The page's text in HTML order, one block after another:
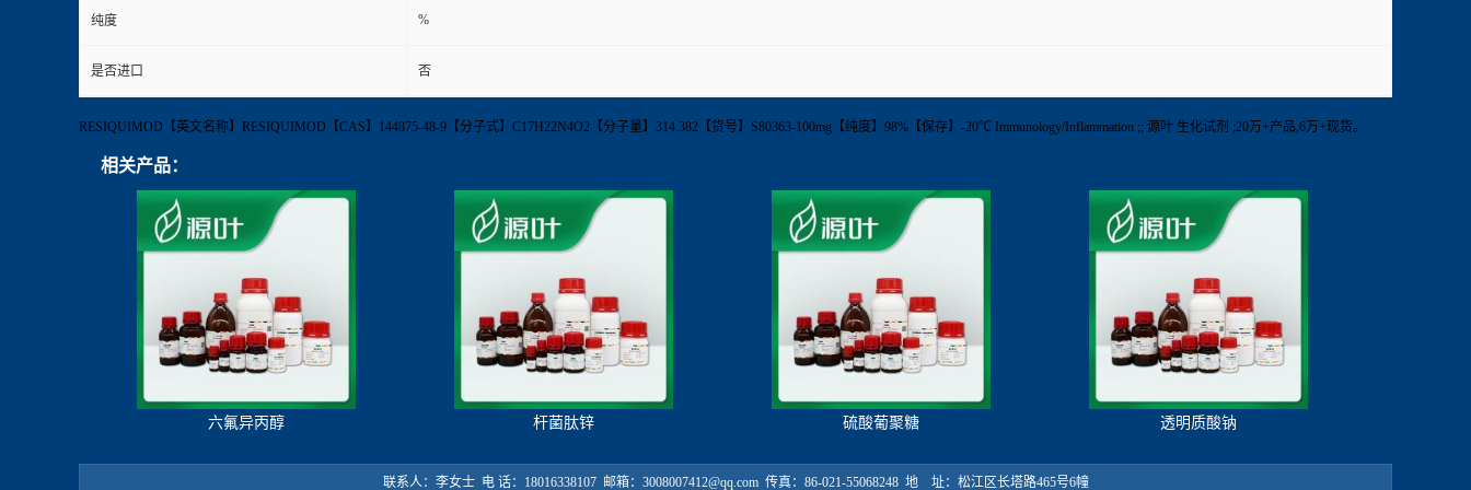
纯度 %
是否进口 否
RESIQUIMOD【英文名称】RESIQUIMOD【CAS】144875-48-9【分子式】C17H22N4O2【分子量】314.382【货号】S80363-100mg【纯度】98%【保存】-20℃ Immunology/Inflammation ;; 源叶 生化试剂 ;20万+产品,6万+现货。
相关产品：
六氟异丙醇 杆菌肽锌 硫酸葡聚糖 透明质酸钠
联系人：李女士 电 话：18016338107 邮箱：3008007412@qq.com 传真：86-021-55068248 地 址：松江区长塔路465号6幢